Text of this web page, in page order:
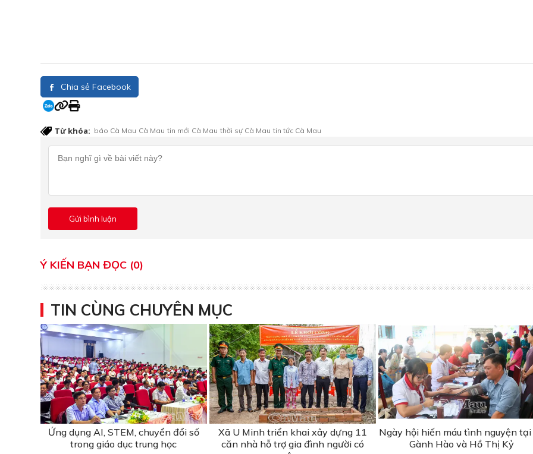
Chia sẻ Facebook
Từ khóa: báo Cà Mau Cà Mau tin mới Cà Mau thời sự Cà Mau tin tức Cà Mau
Ý KIẾN BẠN ĐỌC (0)
TIN CÙNG CHUYÊN MỤC
Ứng dụng AI, STEM, chuyển đổi số
trong giáo dục trung học
Xã U Minh triển khai xây dựng 11
căn nhà hỗ trợ gia đình người có
Ngày hội hiến máu tình nguyện tại
Gành Hào và Hồ Thị Kỷ